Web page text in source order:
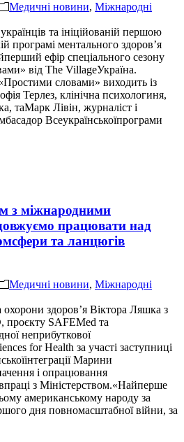
Медичні новини, Міжнародні
та ініційованій першою
програмі ментального здоровʼя
ефір спеціального сезону
від The VillageУкраїна.
словами» виходить із
Терлез, клінічна психологиня,
таМарк Лівін, журналіст і
Всеукраїнськоїпрограми
з міжнародними
працювати над
та ланцюгів
Медичні новини, Міжнародні
охорони здоровʼя Віктора Ляшка з
проєкту SAFEMed та
неприбуткової
for Health за участі заступниці
Марини
і опрацювання
з Міністерством.«Найперше
американському народу за
дня повномасштабної війни, за